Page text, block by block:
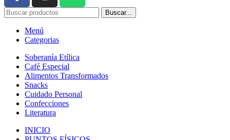
Buscar...
Menú
Categorias
Soberanía Etílica
Café Especial
Alimentos Transformados
Snacks
Cuidado Personal
Confecciones
Literatura
INICIO